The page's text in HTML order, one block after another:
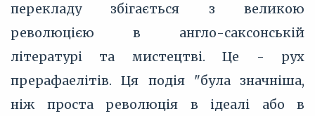
перекладу збігається з великою
революцією в англо-саксонській
літературі та мистецтві. Це - рух
прерафаелітів. Ця подія "була значніша,
ніж проста революція в ідеалі або в